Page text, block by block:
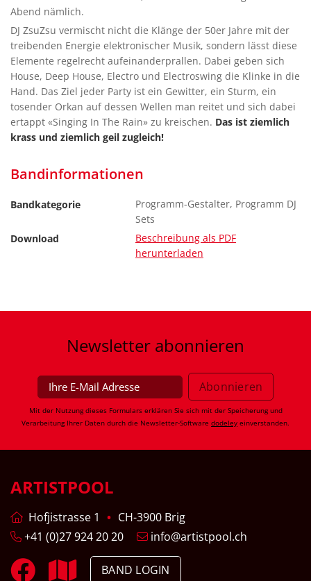
Abend nämlich.
DJ ZsuZsu vermischt nicht die Klänge der 50er Jahre mit der
treibenden Energie elektronischer Musik, sondern lässt diese
Elemente regelrecht aufeinanderprallen. Dabei geben sich
House, Deep House, Electro und Electroswing die Klinke in die
Hand. Das Ziel jeder Party ist ein Gewitter, ein Sturm, ein
tosender Orkan auf dessen Wellen man reitet und sich dabei
ertappt «Singing In The Rain» zu kreischen. Das ist ziemlich
krass und ziemlich geil zugleich!
Bandinformationen
Bandkategorie
Programm-Gestalter, Programm DJ
Sets
Download
Beschreibung als PDF
herunterladen
Newsletter abonnieren
Mit der Nutzung dieses Formulars erklären Sie sich mit der Speicherung und
Verarbeitung Ihrer Daten durch die Newsletter-Software dodeley einverstanden.
ARTISTPOOL
Hofjistrasse 1
CH-3900 Brig
+41 (0)27 924 20 20
info@artistpool.ch
BAND LOGIN